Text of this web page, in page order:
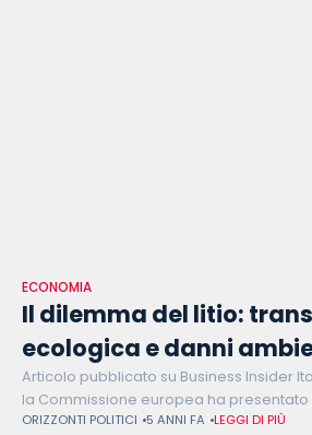
ECONOMIA
Il dilemma del litio:
ecologica e danni
Articolo pubblicato su Business Insider
la Commissione europea ha presentato
d’azione per le materie prime critiche,
ORIZZONTI POLITICI 5 ANNI FA LEGGI DI PIÙ